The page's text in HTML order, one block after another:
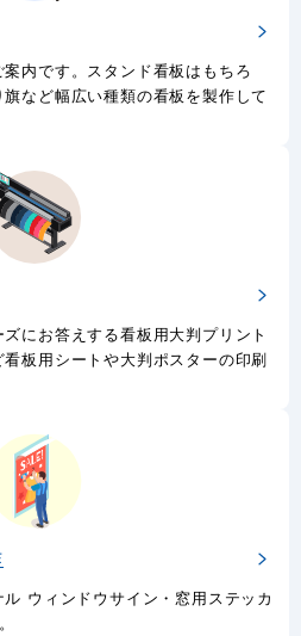
内です。スタンド看板はもちろ
など幅広い種類の看板を製作して
にお答えする看板用大判プリント
板用シートや大判ポスターの印刷
ウィンドウサイン・窓用ステッカ